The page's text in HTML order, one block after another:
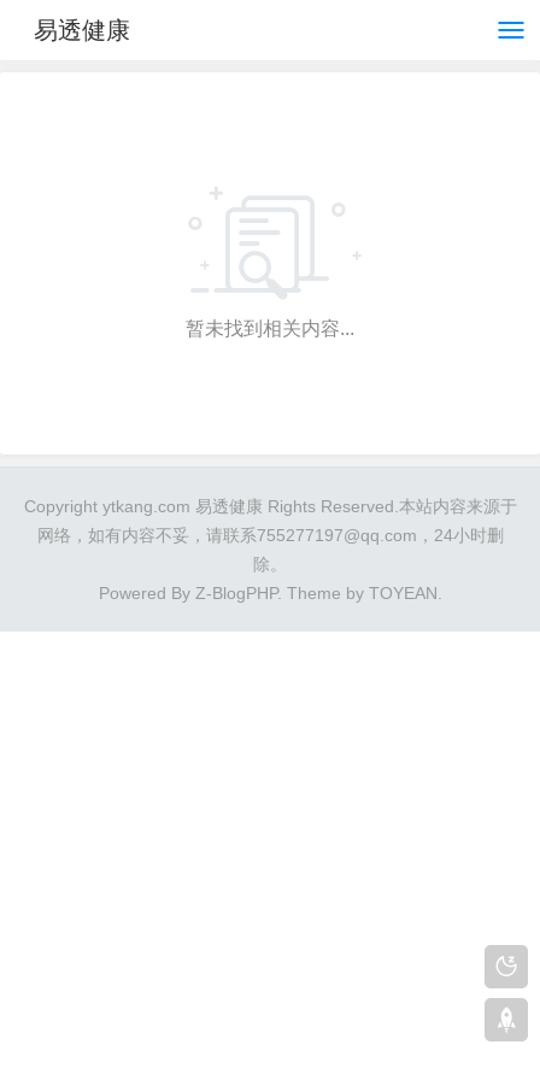
易透健康
暂未找到相关内容...
Copyright ytkang.com 易透健康 Rights Reserved.本站内容来源于
网络，如有内容不妥，请联系755277197@qq.com，24小时删
除。
Powered By Z-BlogPHP. Theme by TOYEAN